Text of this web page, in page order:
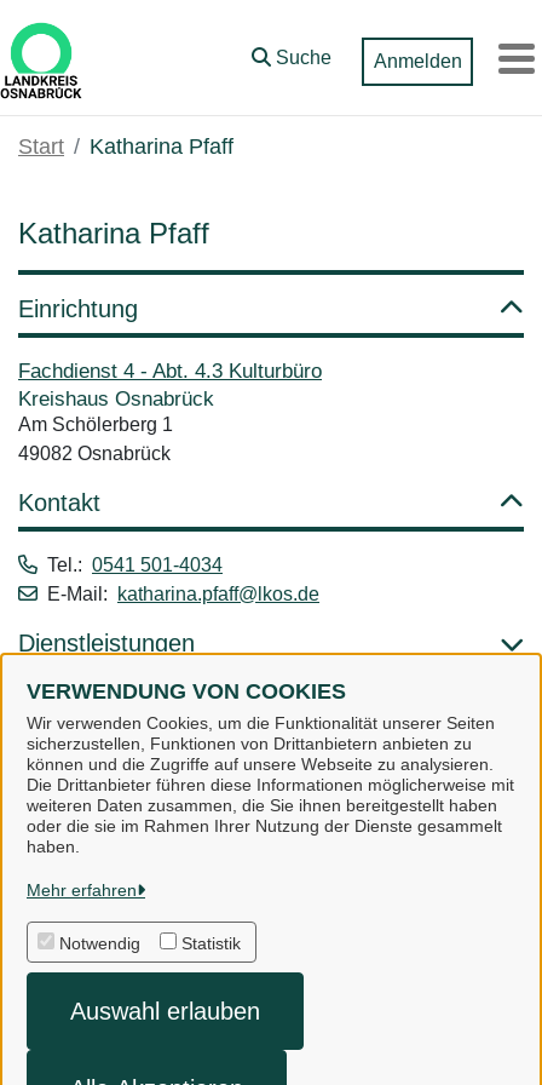
Zum Hauptinhalt springen
VERWENDUNG VON COOKIES
Wir verwenden Cookies, um die Funktionalität unserer Seiten
sicherzustellen, Funktionen von Drittanbietern anbieten zu
können und die Zugriffe auf unsere Webseite zu analysieren.
Die Drittanbieter führen diese Informationen möglicherweise mit
weiteren Daten zusammen, die Sie ihnen bereitgestellt haben
oder die sie im Rahmen Ihrer Nutzung der Dienste gesammelt
haben.
Mehr erfahren
Notwendig Statistik
Auswahl erlauben
Suche Anmelden
Start Katharina Pfaff
Katharina Pfaff
Einrichtung
Fachdienst 4 - Abt. 4.3 Kulturbüro
Kreishaus Osnabrück
Am Schölerberg 1
49082 Osnabrück
Kontakt
Tel.: 0541 501-4034
E-Mail:
katharina.pfaff@lkos.de
Dienstleistungen
Alle zugeordneten Einrichtungen
Landkreis Osnabrück
Alle Rechte vorbehalten